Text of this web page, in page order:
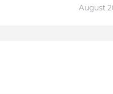
August